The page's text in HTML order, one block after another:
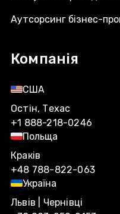
Аутсорсинг бізнес-
Компанія
США
Остін, Техас
+1 888-218-0246
Польща
Краків
+48 788-822-063
Україна
Львів | Чернівці